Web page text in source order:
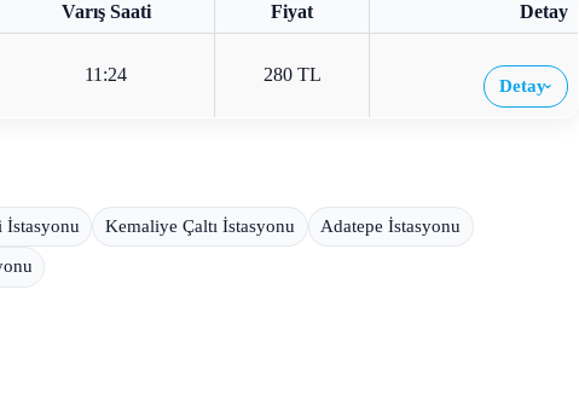
Varış Saati Fiyat Detay
11:24 280 TL
Detay›
Kemaliye Çaltı İstasyonu Adatepe İstasyonu